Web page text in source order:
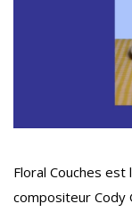
Floral Couches
compositeur Cody